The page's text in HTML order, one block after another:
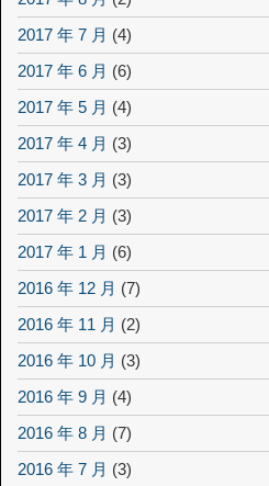
2017 年 7 月 (4)
2017 年 6 月 (6)
2017 年 5 月 (4)
2017 年 4 月 (3)
2017 年 3 月 (3)
2017 年 2 月 (3)
2017 年 1 月 (6)
2016 年 12 月 (7)
2016 年 11 月 (2)
2016 年 10 月 (3)
2016 年 9 月 (4)
2016 年 8 月 (7)
2016 年 7 月 (3)